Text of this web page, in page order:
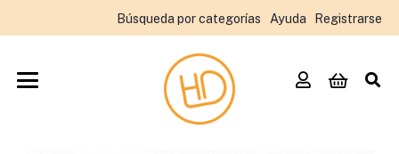
Búsqueda por categorías Ayuda Registrarse